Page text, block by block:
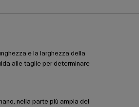
e la larghezza della
alle taglie per determinare
nella parte più ampia del